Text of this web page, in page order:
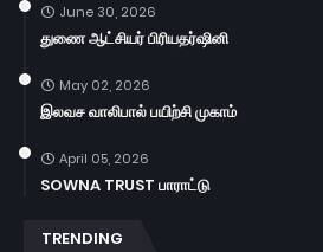
June 30, 2026
துணை ஆட்சியர் பிரியதர்ஷினி
May 02, 2026
இலவச வாலிபால் பயிற்சி முகாம்
April 05, 2026
SOWNA TRUST பாராட்டு
TRENDING